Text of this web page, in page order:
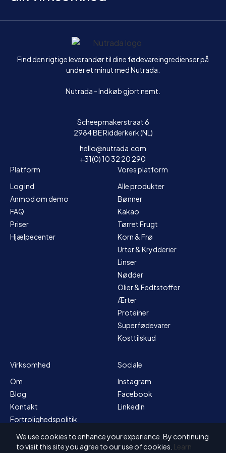
Hjem
Find den rigtige leverandør til dine fødevareingredienser på
under et minut med Nutrada.
Nutrada - Indkøb gjort nemt.
Scheepmakerstraat 6
2984 BE Ridderkerk (NL)
hello@nutrada.com
+31(0) 10 32 20 290
Platform
Log ind
Anmod om demo
FAQ
Priser
Hjælpecenter
Vores platform
Alle produkter
Bønner
Kakao
Tørret Frugt
Korn & Frø
Urter & Krydderier
Linser
Nødder
Olier & Fedtstoffer
Ærter
Proteiner
Superfødevarer
Kosttilskud
Virksomhed
Om
Blog
Kontakt
Fortrolighedspolitik
Sitemap
Vilkår og betingelser
Sociale
Instagram
Facebook
LinkedIn
We use cookies to enhance your experience. By continuing
to visit this site you agree to our use of cookies. Learn